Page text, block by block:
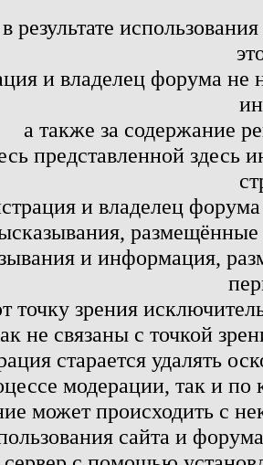
результате
и владелец форума не
а также за содержание
представленной здесь
и владелец
и информация,
точку зрения
не связаны с точкой
старается удалять
модерации, так и по
может происходить с
сайта и